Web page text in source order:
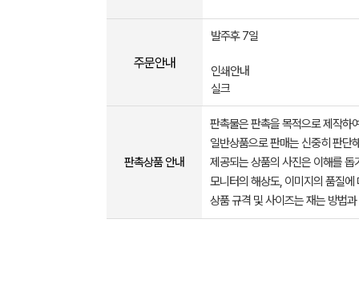
주문안내
발주후 7일
인쇄안내
실크
판촉상품 안내
판촉물은 판촉을 목적으로 제작하
일반상품으로 판매는 신중히 판단
제공되는 상품의 사진은 이해를
모니터의 해상도, 이미지의 품질
상품 규격 및 사이즈는 재는 방법